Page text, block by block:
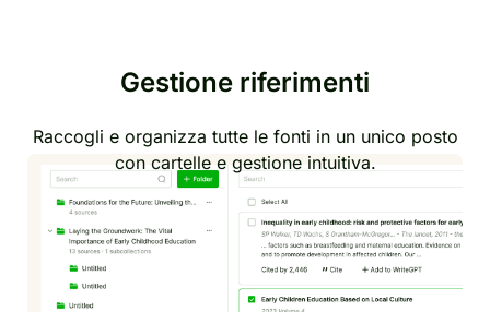
Gestione riferimenti
Raccogli e organizza tutte le fonti in un unico posto
con cartelle e gestione intuitiva.